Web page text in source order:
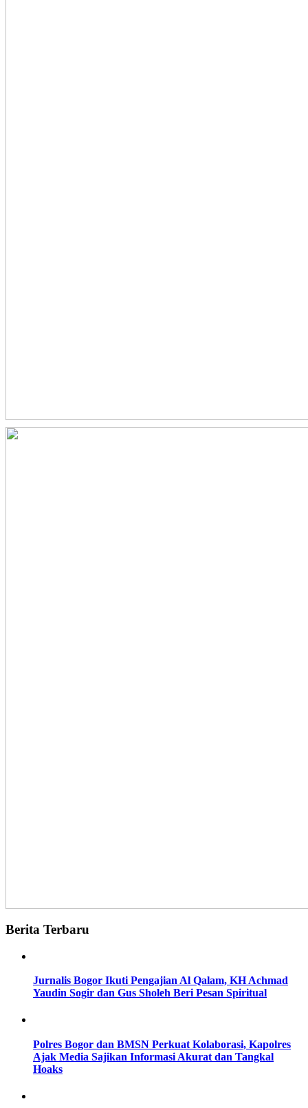
Berita Terbaru
Jurnalis Bogor Ikuti Pengajian Al Qalam, KH Achmad
Yaudin Sogir dan Gus Sholeh Beri Pesan Spiritual
Polres Bogor dan BMSN Perkuat Kolaborasi, Kapolres
Ajak Media Sajikan Informasi Akurat dan Tangkal
Hoaks